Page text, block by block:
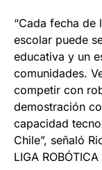
“Cada fecha de
escolar puede
educativa y un
comunidades.
competir con
demostración
capacidad
Chile”, señaló
LIGA